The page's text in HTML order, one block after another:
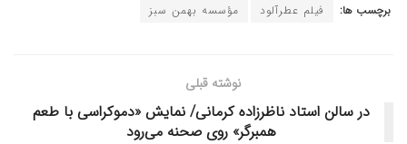
برچسب ها: فیلم عطرآلود مؤسسه بهمن سبز
نوشته قبلی
در سالن استاد ناظرزاده کرمانی/ نمایش «دموکراسی با طعم
همبرگر» روی صحنه می‌رود